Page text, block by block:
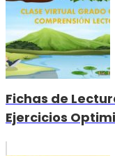
Fichas de
Ejercicios